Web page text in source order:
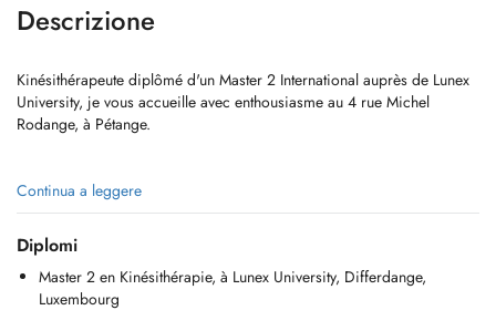
Descrizione
Kinésithérapeute diplômé d'un Master 2 International auprès de Lunex
University, je vous accueille avec enthousiasme au 4 rue Michel
Rodange, à Pétange.
Je mets tout en œuvre pour vous proposer une prise en charge
globale, individualisée et adaptée, basée sur les données scientifiques
les plus récentes, tout en tenant compte des besoins spécifiques de
chaque patient.
- Kinésithérapie Générale
Continua a leggere
Diplomi
Master 2 en Kinésithérapie, à Lunex University, Differdange,
Luxembourg